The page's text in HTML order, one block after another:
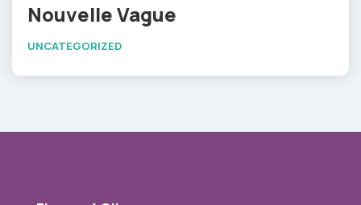
Nouvelle Vague
UNCATEGORIZED